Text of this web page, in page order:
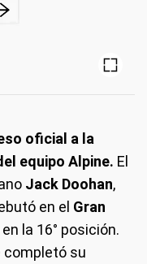
oficial a la
equipo Alpine. El
Jack Doohan,
en el Gran
la 16° posición.
completó su